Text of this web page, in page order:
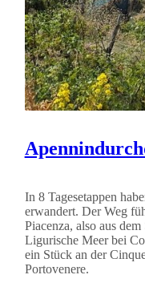
In 8 Tagesetappen
erwandert. Der Weg
Piacenza, also aus
Ligurische Meer bei
ein Stück an der
Portovenere.